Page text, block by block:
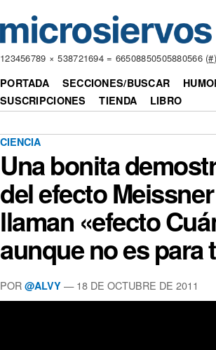
123456789 × 538721694 = 66508850505880566 (#)
PORTADA SECCIONES/BUSCAR
SUSCRIPCIONES
TIENDA LIBRO
CIENCIA
Una bonita
del efecto
llaman «efecto
aunque no es para
POR @ALVY — 18 DE OCTUBRE DE 2011